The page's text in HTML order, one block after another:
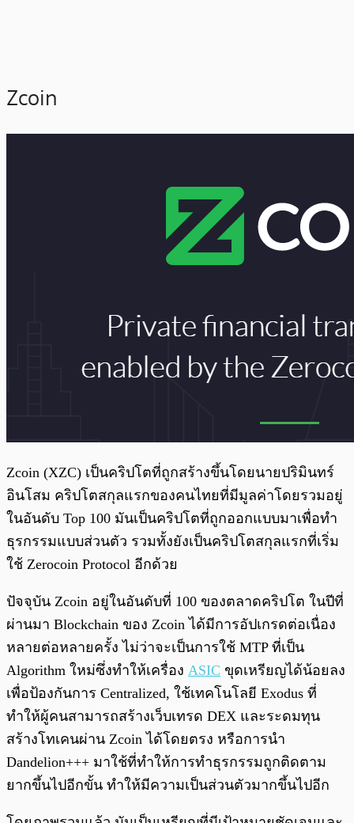
Zcoin
Zcoin (XZC) เป็นคริปโตที่ถูกสร้างขึ้นโดยนายปริมินทร์
อินโสม คริปโตสกุลแรกของคนไทยที่มีมูลค่าโดยรวมอยู่
ในอันดับ Top 100 มันเป็นคริปโตที่ถูกออกแบบมาเพื่อทำ
ธุรกรรมแบบส่วนตัว รวมทั้งยังเป็นคริปโตสกุลแรกที่เริ่ม
ใช้ Zerocoin Protocol อีกด้วย
ปัจจุบัน Zcoin อยู่ในอันดับที่ 100 ของตลาดคริปโต ในปีที่
ผ่านมา Blockchain ของ Zcoin ได้มีการอัปเกรดต่อเนื่อง
หลายต่อหลายครั้ง ไม่ว่าจะเป็นการใช้ MTP ที่เป็น
Algorithm ใหม่ซึ่งทำให้เครื่อง ASIC ขุดเหรียญได้น้อยลง
เพื่อป้องกันการ Centralized, ใช้เทคโนโลยี Exodus ที่
ทำให้ผู้คนสามารถสร้างเว็บเทรด DEX และระดมทุน
สร้างโทเคนผ่าน Zcoin ได้โดยตรง หรือการนำ
Dandelion+++ มาใช้ที่ทำให้การทำธุรกรรมถูกติดตาม
ยากขึ้นไปอีกขั้น ทำให้มีความเป็นส่วนตัวมากขึ้นไปอีก